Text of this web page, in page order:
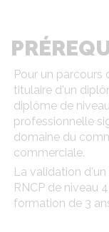
Pour un parcours
titulaire d'un
diplôme de
professionnelle
domaine du
commerciale.
La validation
RNCP de niveau
formation de 3